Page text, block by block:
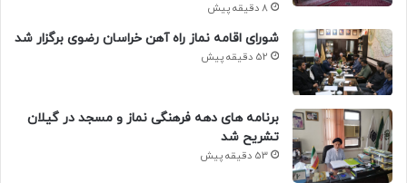
8 دقیقه پیش
شورای اقامه نماز راه آهن خراسان رضوی برگزار شد
52 دقیقه پیش
برنامه های دهه فرهنگی نماز و مسجد در گیلان
تشریح شد
53 دقیقه پیش